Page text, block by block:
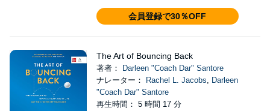
会員登録で30％OFF
The Art of Bouncing Back
著者：
Darleen "Coach Dar" Santore
ナレーター：
Rachel L. Jacobs, Darleen
"Coach Dar" Santore
再生時間： 5 時間 17 分